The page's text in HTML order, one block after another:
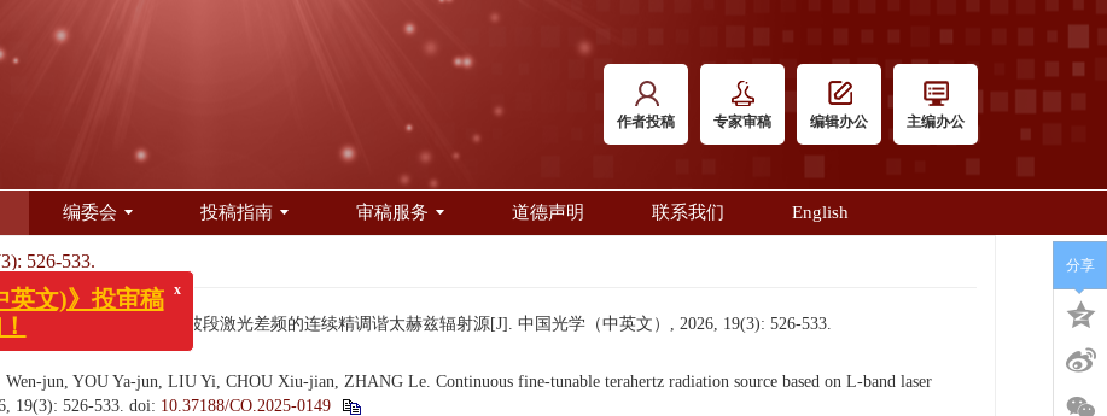
作者投稿 专家审稿 编辑办公 主编办公
编委会 投稿指南 审稿服务 道德声明 联系我们 English
526-533.
, 丑修建, 张乐. 基于L波段激光差频的连续精调谐太赫兹辐射源[J]. 中国光学（中英文）, 2026, 19(3): 526-533.
jun, YOU Ya-jun, LIU Yi, CHOU Xiu-jian, ZHANG Le. Continuous fine-tunable terahertz radiation source based on L-band laser
19(3): 526-533. doi: 10.37188/CO.2025-0149
分享
投审稿